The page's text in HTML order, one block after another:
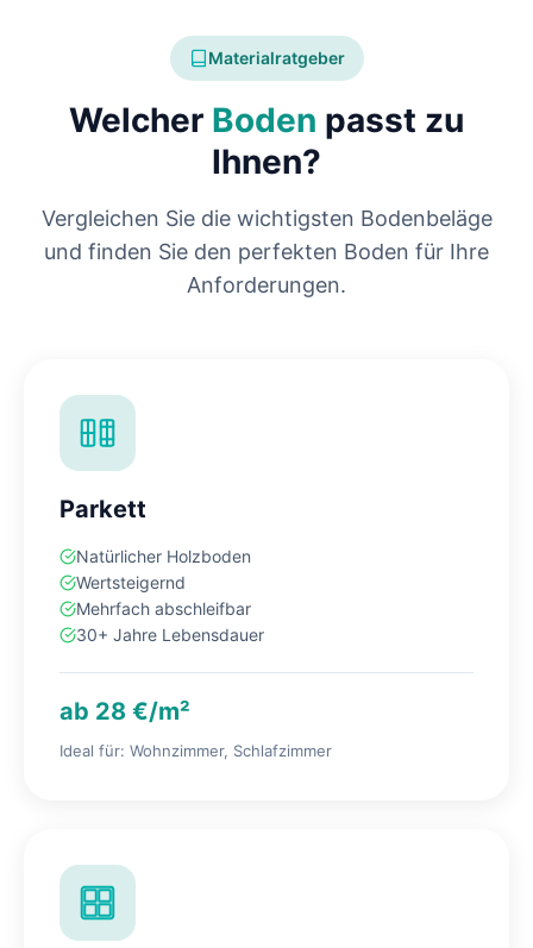
Materialratgeber
Welcher Boden passt zu
Ihnen?
Vergleichen Sie die wichtigsten Bodenbeläge
und finden Sie den perfekten Boden für Ihre
Anforderungen.
Parkett
Natürlicher Holzboden
Wertsteigernd
Mehrfach abschleifbar
30+ Jahre Lebensdauer
ab 28 €/m²
Ideal für: Wohnzimmer, Schlafzimmer